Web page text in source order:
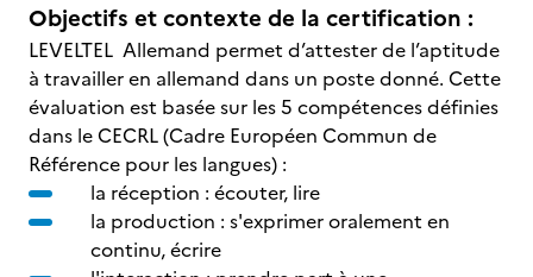
Objectifs et contexte de la certification :
LEVELTEL Allemand permet d’attester de l’aptitude
à travailler en allemand dans un poste donné. Cette
évaluation est basée sur les 5 compétences définies
dans le CECRL (Cadre Européen Commun de
Référence pour les langues) :
la réception : écouter, lire
la production : s'exprimer oralement en
continu, écrire